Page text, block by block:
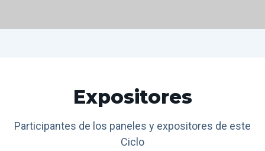
Expositores
Participantes de los paneles y expositores de este
Ciclo